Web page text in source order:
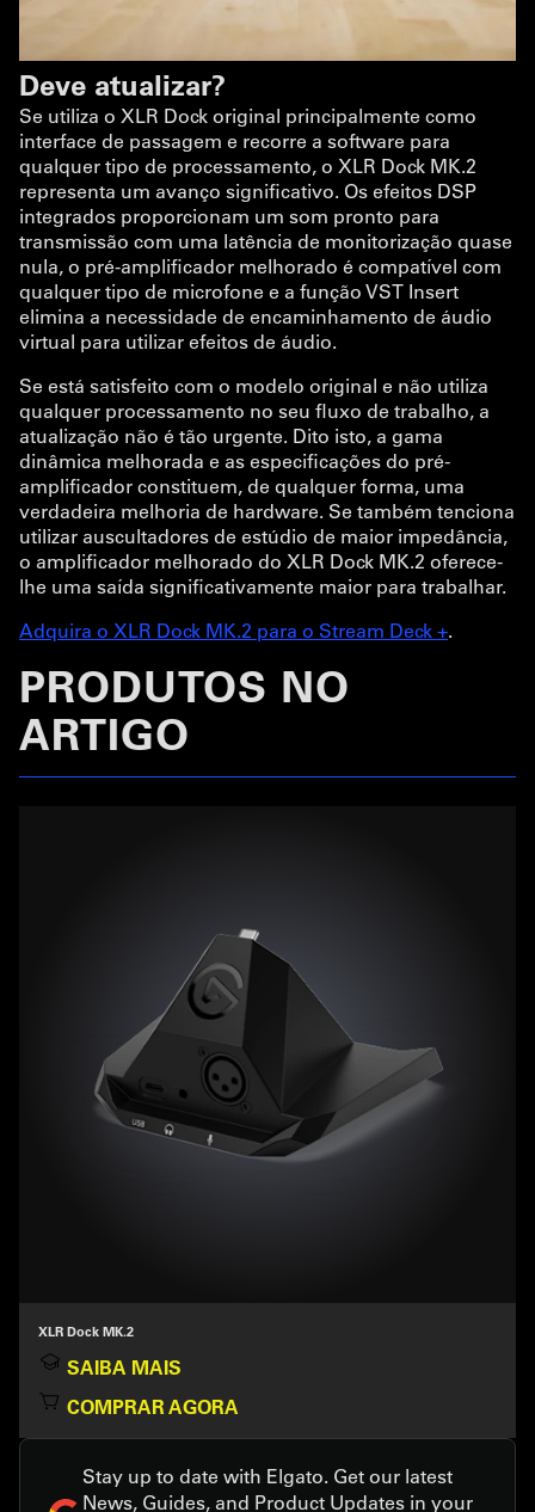
Deve atualizar?
Se utiliza o XLR Dock original principalmente como
interface de passagem e recorre a software para
qualquer tipo de processamento, o XLR Dock MK.2
representa um avanço significativo. Os efeitos DSP
integrados proporcionam um som pronto para
transmissão com uma latência de monitorização quase
nula, o pré-amplificador melhorado é compatível com
qualquer tipo de microfone e a função VST Insert
elimina a necessidade de encaminhamento de áudio
virtual para utilizar efeitos de áudio.
Se está satisfeito com o modelo original e não utiliza
qualquer processamento no seu fluxo de trabalho, a
atualização não é tão urgente. Dito isto, a gama
dinâmica melhorada e as especificações do pré-
amplificador constituem, de qualquer forma, uma
verdadeira melhoria de hardware. Se também tenciona
utilizar auscultadores de estúdio de maior impedância,
o amplificador melhorado do XLR Dock MK.2 oferece-
lhe uma saída significativamente maior para trabalhar.
Adquira o XLR Dock MK.2 para o Stream Deck +.
PRODUTOS NO
ARTIGO
XLR Dock MK.2
SAIBA MAIS
COMPRAR AGORA
Stay up to date with Elgato. Get our latest
News, Guides, and Product Updates in your